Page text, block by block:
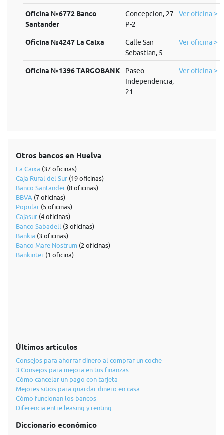
Oficina №6772 Banco
Santander
Concepcion, 27
P-2
Ver oficina >
Oficina №4247 La Caixa
Calle San
Sebastian, 5
Ver oficina >
Oficina №1396 TARGOBANK
Paseo
Independencia,
21
Ver oficina >
Otros bancos en Huelva
La Caixa (37 oficinas)
Caja Rural del Sur (19 oficinas)
Banco Santander (8 oficinas)
BBVA (7 oficinas)
Popular (5 oficinas)
Cajasur (4 oficinas)
Banco Sabadell (3 oficinas)
Bankia (3 oficinas)
Banco Mare Nostrum (2 oficinas)
Bankinter (1 oficina)
Últimos artículos
Consejos para ahorrar dinero al comprar un coche
3 Consejos para mejora en tus finanzas
Cómo cancelar un pago con tarjeta
Mejores sitios para guardar dinero en casa
Cómo funcionan los bancos
Diferencia entre leasing y renting
Diccionario económico